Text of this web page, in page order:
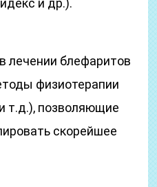
и др.).
лечении блефаритов
физиотерапии
т.д.), позволяющие
скорейшее